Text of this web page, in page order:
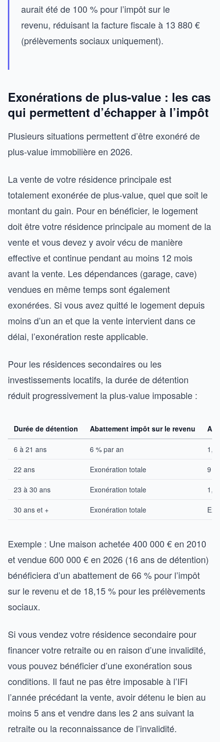
aurait été de 100 % pour l’impôt sur le
revenu, réduisant la facture fiscale à 13 880 €
(prélèvements sociaux uniquement).
Exonérations de plus-value : les cas
qui permettent d’échapper à l’impôt
Plusieurs situations permettent d’être exonéré de
plus-value immobilière en 2026.
La vente de votre résidence principale est
totalement exonérée de plus-value, quel que soit le
montant du gain. Pour en bénéficier, le logement
doit être votre résidence principale au moment de la
vente et vous devez y avoir vécu de manière
effective et continue pendant au moins 12 mois
avant la vente. Les dépendances (garage, cave)
vendues en même temps sont également
exonérées. Si vous avez quitté le logement depuis
moins d’un an et que la vente intervient dans ce
délai, l’exonération reste applicable.
Pour les résidences secondaires ou les
investissements locatifs, la durée de détention
réduit progressivement la plus-value imposable :
Durée de détention Abattement impôt sur le revenu
6 à 21 ans 6 % par an
22 ans Exonération totale 9 %
23 à 30 ans Exonération totale
30 ans et + Exonération totale
Exemple : Une maison achetée 400 000 € en 2010
et vendue 600 000 € en 2026 (16 ans de détention)
bénéficiera d’un abattement de 66 % pour l’impôt
sur le revenu et de 18,15 % pour les prélèvements
sociaux.
Si vous vendez votre résidence secondaire pour
financer votre retraite ou en raison d’une invalidité,
vous pouvez bénéficier d’une exonération sous
conditions. Il faut ne pas être imposable à l’IFI
l’année précédant la vente, avoir détenu le bien au
moins 5 ans et vendre dans les 2 ans suivant la
retraite ou la reconnaissance de l’invalidité.